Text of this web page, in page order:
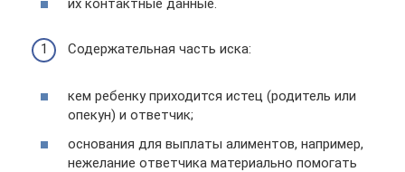
их контактные данные.
Содержательная часть иска:
кем ребенку приходится истец (родитель или
опекун) и ответчик;
основания для выплаты алиментов, например,
нежелание ответчика материально помогать